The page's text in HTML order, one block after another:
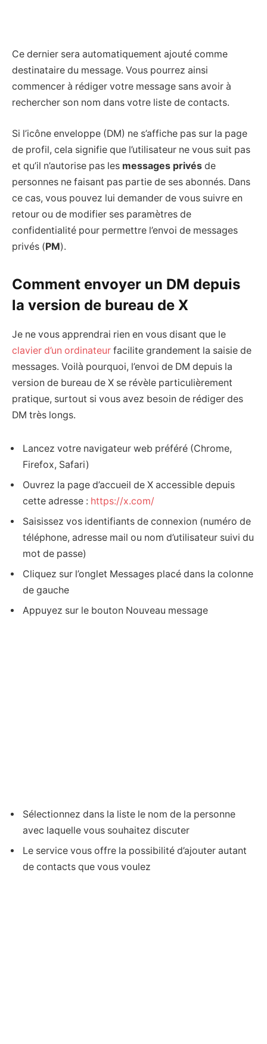
Ce dernier sera automatiquement ajouté comme
destinataire du message. Vous pourrez ainsi
commencer à rédiger votre message sans avoir à
rechercher son nom dans votre liste de contacts.
Si l’icône enveloppe (DM) ne s’affiche pas sur la page
de profil, cela signifie que l’utilisateur ne vous suit pas
et qu’il n’autorise pas les messages privés de
personnes ne faisant pas partie de ses abonnés. Dans
ce cas, vous pouvez lui demander de vous suivre en
retour ou de modifier ses paramètres de
confidentialité pour permettre l’envoi de messages
privés (PM).
Comment envoyer un DM depuis
la version de bureau de X
Je ne vous apprendrai rien en vous disant que le
clavier d’un ordinateur facilite grandement la saisie de
messages. Voilà pourquoi, l’envoi de DM depuis la
version de bureau de X se révèle particulièrement
pratique, surtout si vous avez besoin de rédiger des
DM très longs.
Lancez votre navigateur web préféré (Chrome,
Firefox, Safari)
Ouvrez la page d’accueil de X accessible depuis
cette adresse : https://x.com/
Saisissez vos identifiants de connexion (numéro de
téléphone, adresse mail ou nom d’utilisateur suivi du
mot de passe)
Cliquez sur l’onglet Messages placé dans la colonne
de gauche
Appuyez sur le bouton Nouveau message
Sélectionnez dans la liste le nom de la personne
avec laquelle vous souhaitez discuter
Le service vous offre la possibilité d’ajouter autant
de contacts que vous voulez